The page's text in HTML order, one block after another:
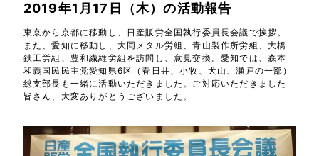
2019年1月17日（木）の活動報告
東京から京都に移動し、日産販労全国執行委員長会議で挨拶。
また、愛知に移動し、大同メタル労組、青山製作所労組、大橋
鉄工労組、豊和繊維労組を訪問し、意見交換。愛知では、森本
和義国民民主党愛知県6区（春日井、小牧、犬山、瀬戸の一部）
総支部長も一緒に活動いただきました。ご対応いただきました
皆さん、大変ありがとうございました。